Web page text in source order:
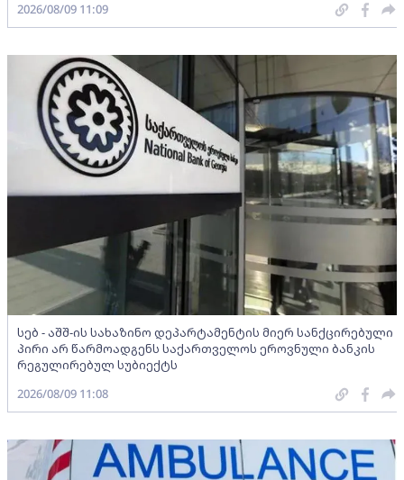
2026/08/09 11:09
სებ - აშშ-ის სახაზინო დეპარტამენტის მიერ სანქცირებული
პირი არ წარმოადგენს საქართველოს ეროვნული ბანკის
რეგულირებულ სუბიექტს
2026/08/09 11:08